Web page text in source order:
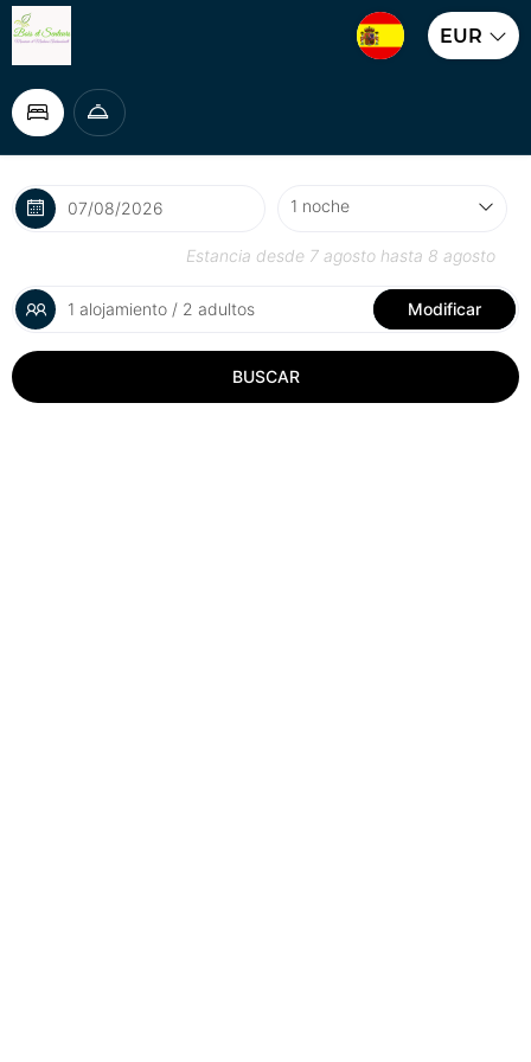
EUR
Estancia desde 7 agosto hasta 8 agosto
1 alojamiento / 2 adultos Modificar